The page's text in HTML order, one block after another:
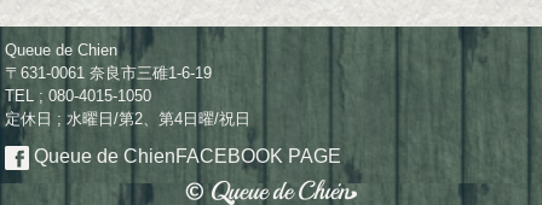
Queue de Chien
〒631-0061 奈良市三碓1-6-19
TEL ; 080-4015-1050
定休日 ; 水曜日/第2、第4日曜/祝日
Queue de ChienFACEBOOK PAGE